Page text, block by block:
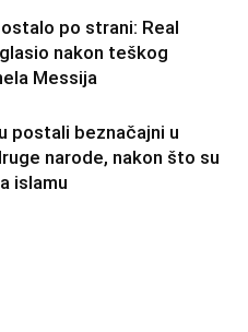
po strani: Real
nakon teškog
Messija
postali beznačajni u
narode, nakon što su
islamu